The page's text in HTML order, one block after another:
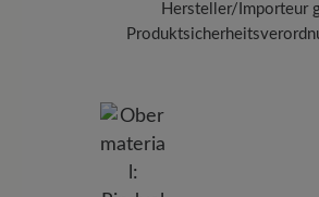
Hersteller/Importeur
Pleidelsheimer Str. 15/1, 74321
E-Mail:
kundenbetreuung@baer-